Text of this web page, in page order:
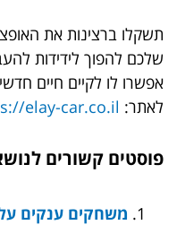
תשקלו ברצינות את
שלכם להפוך לידידות
אפשרו לו לקיים חיים
לאתר: elay-car.co.il/
פוסטים קשורים
משחקים ענקים